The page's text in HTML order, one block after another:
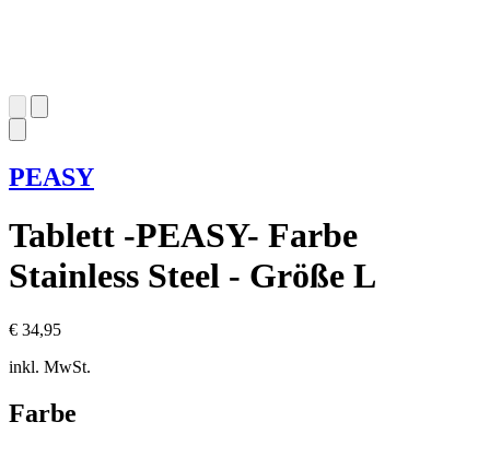
PEASY
Tablett -PEASY- Farbe
Stainless Steel - Größe L
€ 34,95
inkl. MwSt.
Farbe